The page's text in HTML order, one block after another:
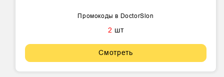
Промокоды в DoctorSlon
2 шт
Смотреть